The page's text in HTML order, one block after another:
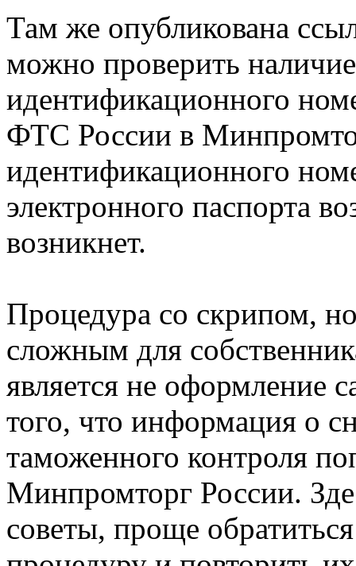
Там же опубликована
можно проверить
идентификационного
ФТС России в
идентификационного
электронного паспорта
возникнет.
Процедура со скрипом,
сложным для
является не оформление
того, что информация о
таможенного контроля
Минпромторг России.
советы, проще